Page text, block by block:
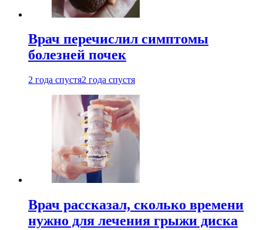
Врач перечислил симптомы
болезней почек
2 года спустя2 года спустя
Врач рассказал, сколько времени
нужно для лечения грыжи диска